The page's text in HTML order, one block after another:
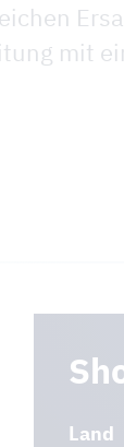
mit
Land